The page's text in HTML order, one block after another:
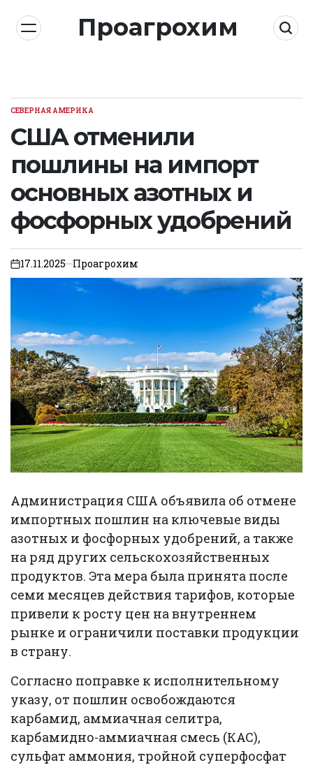
content
Проагрохим
POSTED
СЕВЕРНАЯ АМЕРИКА
США отменили
пошлины на импорт
основных азотных и
фосфорных удобрений
on17.11.2025 Проагрохим
Администрация США объявила об отмене
импортных пошлин на ключевые виды
азотных и фосфорных удобрений, а также
на ряд других сельскохозяйственных
продуктов. Эта мера была принята после
семи месяцев действия тарифов, которые
привели к росту цен на внутреннем
рынке и ограничили поставки продукции
в страну.
Согласно поправке к исполнительному
указу, от пошлин освобождаются
карбамид, аммиачная селитра,
карбамидно-аммиачная смесь (КАС),
сульфат аммония, тройной суперфосфат